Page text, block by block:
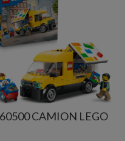
60500 CAMION LEGO